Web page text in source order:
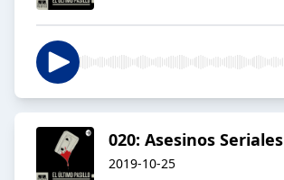
020: Asesinos Seriales
2019-10-25